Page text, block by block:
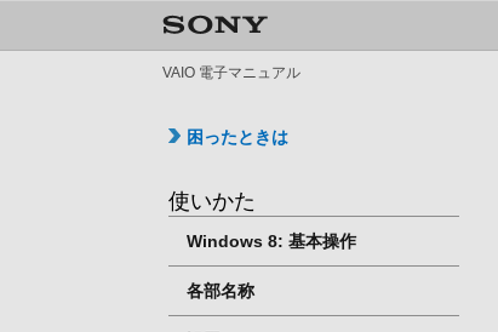
VAIO 電子マニュアル
困ったときは
使いかた
Windows 8: 基本操作
各部名称